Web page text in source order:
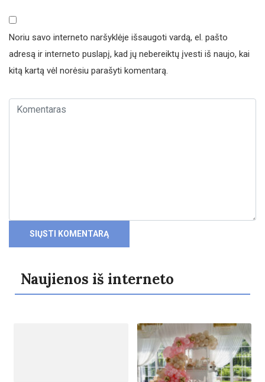
Noriu savo interneto naršyklėje išsaugoti vardą, el. pašto
adresą ir interneto puslapį, kad jų nebereiktų įvesti iš naujo, kai
kitą kartą vėl norėsiu parašyti komentarą.
Naujienos iš interneto